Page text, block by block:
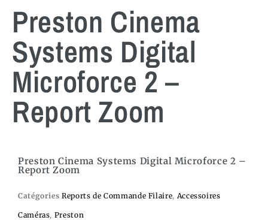
Preston Cinema
Systems Digital
Microforce 2 –
Report Zoom
Preston Cinema Systems Digital Microforce 2 –
Report Zoom
Catégories Reports de Commande Filaire, Accessoires
Caméras, Preston